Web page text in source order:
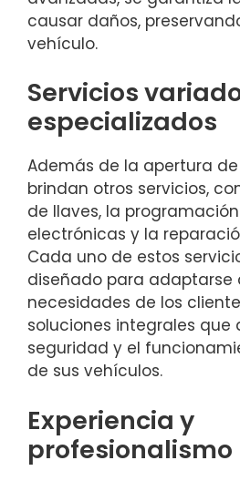
causar daños,
vehículo.
Servicios
especializados
Además de la apertura
brindan otros servicios,
de llaves, la
electrónicas y la
Cada uno de estos
diseñado para adaptarse
necesidades de los
soluciones integrales que
seguridad y el
de sus vehículos.
Experiencia y
profesionalismo